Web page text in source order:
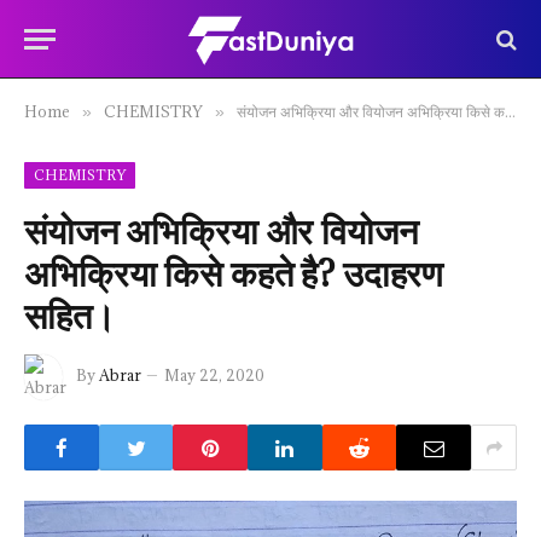
Home » CHEMISTRY » संयोजन अभिक्रिया और वियोजन अभिक्रिया किसे कहते है? उदाहरण सहित।
CHEMISTRY
संयोजन अभिक्रिया और वियोजन
अभिक्रिया किसे कहते है? उदाहरण
सहित।
ByAbrar May 22, 2020